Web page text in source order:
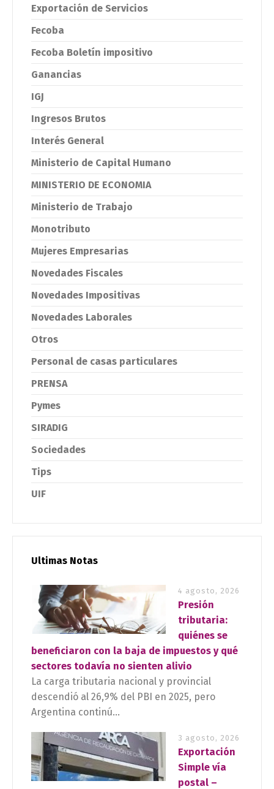
Exportación de Servicios
Fecoba
Fecoba Boletín impositivo
Ganancias
IGJ
Ingresos Brutos
Interés General
Ministerio de Capital Humano
MINISTERIO DE ECONOMIA
Ministerio de Trabajo
Monotributo
Mujeres Empresarias
Novedades Fiscales
Novedades Impositivas
Novedades Laborales
Otros
Personal de casas particulares
PRENSA
Pymes
SIRADIG
Sociedades
Tips
UIF
Ultimas Notas
4 agosto, 2026
Presión
tributaria:
quiénes se
beneficiaron con la baja de impuestos y qué
sectores todavía no sienten alivio
La carga tributaria nacional y provincial
descendió al 26,9% del PBI en 2025, pero
Argentina continú...
3 agosto, 2026
Exportación
Simple vía
postal –